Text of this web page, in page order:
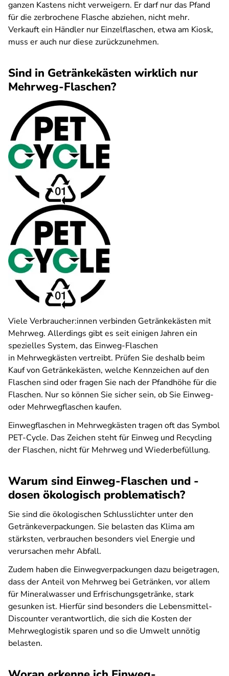
ganzen Kastens nicht ver­weigern. Er darf nur das Pfand
für die zerbrochene Fla­sche abziehen, nicht mehr.
Verkauft ein Händler nur Einzelflaschen, etwa am Kiosk,
muss er auch nur diese zurückzunehmen.
Sind in Getränkekästen wirklich nur
Mehrweg-Flaschen?
Viele Verbraucher:innen verbinden Getränkekästen mit
Mehrweg. Allerdings gibt es seit einigen Jahren ein
spezielles System, das Einweg-Flaschen
in Mehrwegkästen vertreibt. Prüfen Sie deshalb beim
Kauf von Getränkekästen, welche Kennzeichen auf den
Flaschen sind oder fragen Sie nach der Pfandhöhe für die
Flaschen. Nur so können Sie sicher sein, ob Sie Einweg-
oder Mehrwegflaschen kau­fen.
Einwegflaschen in Mehrwegkästen tragen oft das Symbol
PET-Cycle. Das Zeichen steht für Einweg und Recycling
der Flaschen, nicht für Mehrweg und Wiederbefüllung.
Warum sind Einweg-Flaschen und -
dosen ökologisch problematisch?
Sie sind die ökologischen Schlusslichter unter den
Getränkeverpackungen. Sie belasten das Klima am
stärksten, verbrauchen besonders viel Energie und
verursachen mehr Abfall.
Zudem haben die Einwegverpackungen dazu beigetragen,
dass der Anteil von Mehrweg bei Getränken, vor allem
für Mineralwasser und Erfrischungsgetränke, stark
gesunken ist. Hierfür sind besonders die Lebensmittel-
Discounter verantwortlich, die sich die Kosten der
Mehrweglogistik sparen und so die Umwelt unnötig
belasten.